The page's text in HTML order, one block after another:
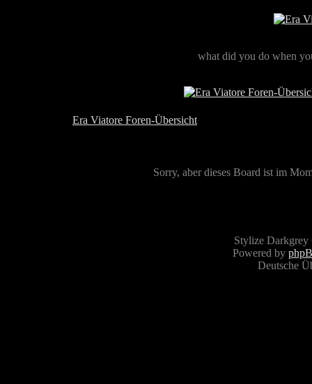
what did you do when
Era Viatore Foren-Übersicht
Sorry, aber dieses Board ist im
Stylize
Powered by
Deutsche